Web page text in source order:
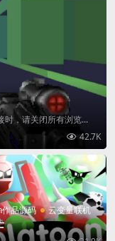
，请关闭所有浏览...
42.7K
品源码 云变量联机